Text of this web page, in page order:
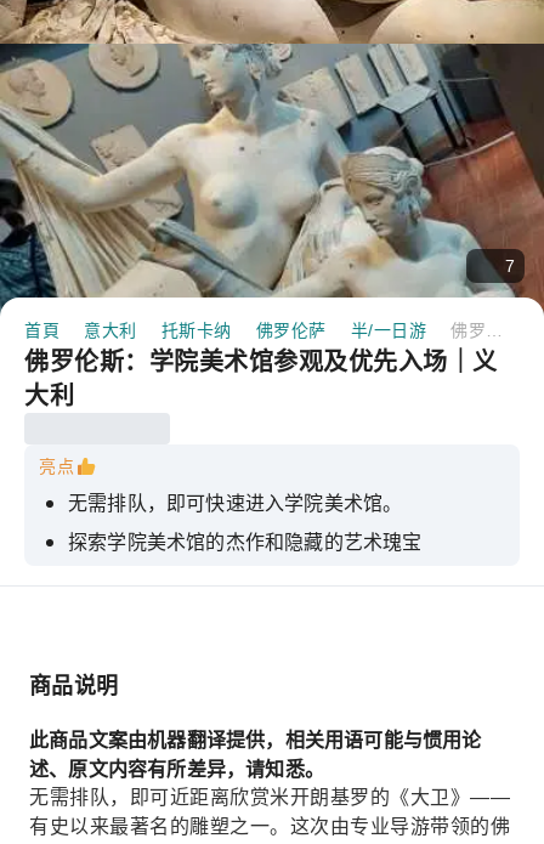
7
首頁 意大利 托斯卡纳 佛罗伦萨 半/一日游
佛罗伦斯：学院美术馆参观及优先入场｜义
大利
亮点
无需排队，即可快速进入学院美术馆。
探索学院美术馆的杰作和隐藏的艺术瑰宝
凝视米开朗基罗的《大卫》
精通西班牙语的执照导游
商品说明
此商品文案由机器翻译提供，相关用语可能与惯用论
述、原文内容有所差异，请知悉。
无需排队，即可近距离欣赏米开朗基罗的《大卫》——
有史以来最著名的雕塑之一。这次由专业导游带领的佛